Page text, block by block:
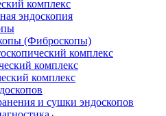
комплекс
эндоскопия
(Фиброcкопы)
комплекс
комплекс
комплекс
и сушки эндоскопов